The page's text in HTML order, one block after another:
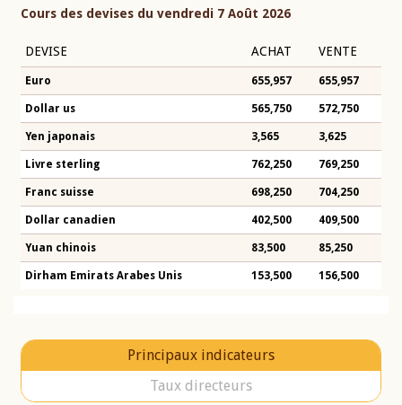
Cours des devises du vendredi 7 Août 2026
DEVISE ACHAT VENTE
Euro 655,957 655,957
Dollar us 565,750 572,750
Yen japonais 3,565 3,625
Livre sterling 762,250 769,250
Franc suisse 698,250 704,250
Dollar canadien 402,500 409,500
Yuan chinois 83,500 85,250
Dirham Emirats Arabes Unis 153,500 156,500
Principaux indicateurs
Taux directeurs